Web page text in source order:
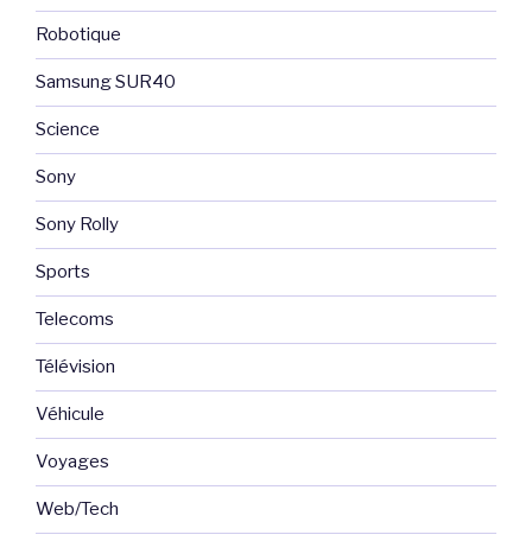
Robotique
Samsung SUR40
Science
Sony
Sony Rolly
Sports
Telecoms
Télévision
Véhicule
Voyages
Web/Tech